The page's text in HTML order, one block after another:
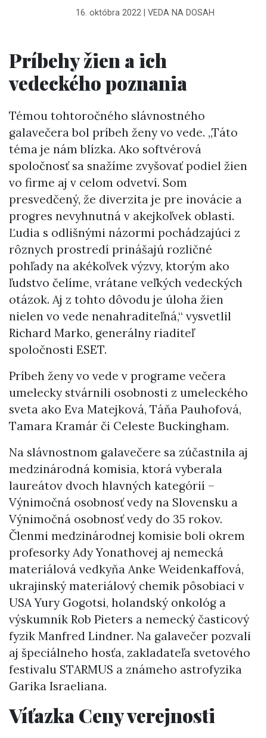
16. októbra 2022| VEDA NA DOSAH
Príbehy žien a ich
vedeckého poznania
Témou tohtoročného slávnostného
galavečera bol príbeh ženy vo vede. „Táto
téma je nám blízka. Ako softvérová
spoločnosť sa snažíme zvyšovať podiel žien
vo firme aj v celom odvetví. Som
presvedčený, že diverzita je pre inovácie a
progres nevyhnutná v akejkoľvek oblasti.
Ľudia s odlišnými názormi pochádzajúci z
rôznych prostredí prinášajú rozličné
pohľady na akékoľvek výzvy, ktorým ako
ľudstvo čelíme, vrátane veľkých vedeckých
otázok. Aj z tohto dôvodu je úloha žien
nielen vo vede nenahraditeľná,“ vysvetlil
Richard Marko, generálny riaditeľ
spoločnosti ESET.
Príbeh ženy vo vede v programe večera
umelecky stvárnili osobnosti z umeleckého
sveta ako Eva Matejková, Táňa Pauhofová,
Tamara Kramár či Celeste Buckingham.
Na slávnostnom galavečere sa zúčastnila aj
medzinárodná komisia, ktorá vyberala
laureátov dvoch hlavných kategórií –
Výnimočná osobnosť vedy na Slovensku a
Výnimočná osobnosť vedy do 35 rokov.
Členmi medzinárodnej komisie boli okrem
profesorky Ady Yonathovej aj nemecká
materiálová vedkyňa Anke Weidenkaffová,
ukrajinský materiálový chemik pôsobiaci v
USA Yury Gogotsi, holandský onkológ a
výskumník Rob Pieters a nemecký časticový
fyzik Manfred Lindner. Na galavečer pozvali
aj špeciálneho hosťa, zakladateľa svetového
festivalu STARMUS a známeho astrofyzika
Garika Israeliana.
Víťazka Ceny verejnosti